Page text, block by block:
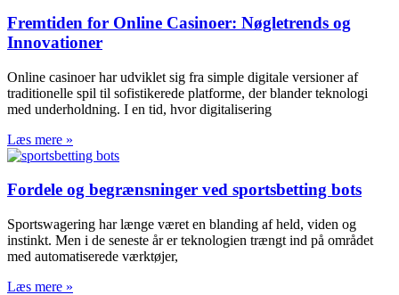
Fremtiden for Online Casinoer: Nøgletrends og
Innovationer
Online casinoer har udviklet sig fra simple digitale versioner af
traditionelle spil til sofistikerede platforme, der blander teknologi
med underholdning. I en tid, hvor digitalisering
Læs mere »
Fordele og begrænsninger ved sportsbetting bots
Sportswagering har længe været en blanding af held, viden og
instinkt. Men i de seneste år er teknologien trængt ind på området
med automatiserede værktøjer,
Læs mere »